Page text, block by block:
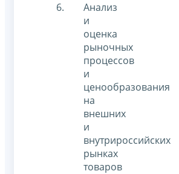
Анализ
и
оценка
рыночных
процессов
и
ценообразования
на
внешних
и
внутрироссийских
рынках
товаров